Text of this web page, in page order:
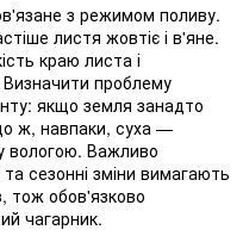
з режимом поливу.
листя жовтіє і в'яне.
краю листа і
проблему
якщо земля занадто
ж, навпаки, суха —
вологою. Важливо
сезонні зміни вимагають
тож обов'язково
чагарник.